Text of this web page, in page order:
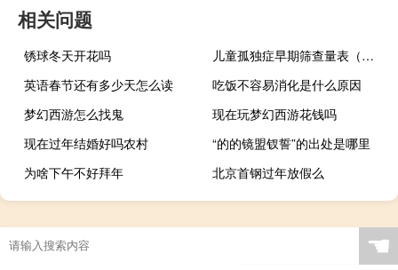
相关问题
锈球冬天开花吗
儿童孤独症早期筛查量表（儿童孤独症的早期表现及识别）
英语春节还有多少天怎么读
吃饭不容易消化是什么原因
梦幻西游怎么找鬼
现在玩梦幻西游花钱吗
现在过年结婚好吗农村
“的的镜盟钗誓”的出处是哪里
为啥下午不好拜年
北京首钢过年放假么
☚